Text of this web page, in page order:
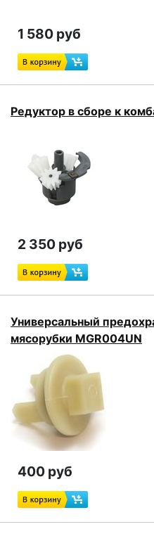
1 580 руб
Редуктор в сборе к
2 350 руб
Универсальный
мясорубки MGR004UN
400 руб